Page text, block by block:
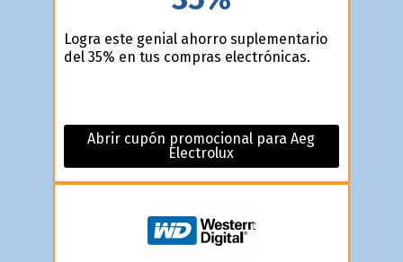
Logra este genial ahorro suplementario
del 35% en tus compras electrónicas.
Abrir cupón promocional para Aeg
Electrolux